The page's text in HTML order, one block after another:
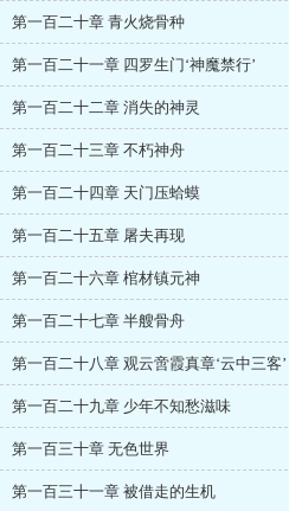
第一百二十章 青火烧骨种
第一百二十一章 四罗生门‘神魔禁行’
第一百二十二章 消失的神灵
第一百二十三章 不朽神舟
第一百二十四章 天门压蛤蟆
第一百二十五章 屠夫再现
第一百二十六章 棺材镇元神
第一百二十七章 半艘骨舟
第一百二十八章 观云啻霞真章‘云中三客’
第一百二十九章 少年不知愁滋味
第一百三十章 无色世界
第一百三十一章 被借走的生机